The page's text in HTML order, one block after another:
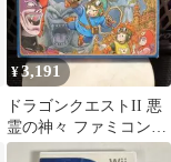
¥3,191
ドラゴンクエストII 悪
霊の神々 ファミコンソ
フト